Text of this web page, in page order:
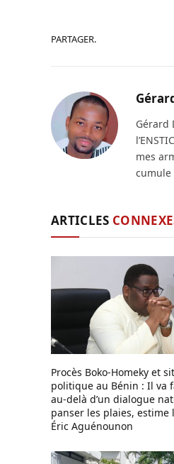
PARTAGER.
Gérard
mes
cumule
ARTICLES
Procès Boko-Homeky et
politique au Bénin : Il va
au-delà d’un dialogue
panser les plaies, estime
Éric Aguénounon